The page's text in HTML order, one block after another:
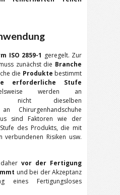
ISO 2859-1 geregelt. Zur
zunächst die Branche
die Produkte bestimmt
erforderliche Stufe
werden an
nicht dieselben
Chirurgenhandschuhe
sind Faktoren wie der
des Produkts, die mit
verbundenen Risiken usw.
vor der Fertigung
und bei der Akzeptanz
eines Fertigungsloses